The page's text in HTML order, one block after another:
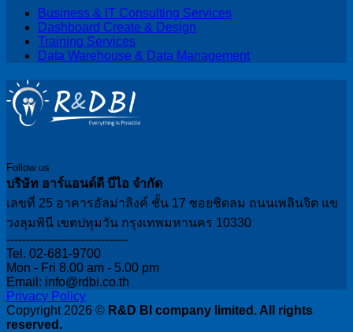
Business & IT Consulting Services
Dashboard Create & Design
Training Services
Data Warehouse & Data Management
Follow us
บริษัท อาร์แอนด์ดี บีไอ จำกัด
เลขที่ 25 อาคารอัลม่าลิงค์ ชั้น 17 ซอยชิดลม ถนนเพลินจิต แข
วงลุมพินี เขตปทุมวัน กรุงเทพมหานคร 10330
-------------------------------
Tel. 02-681-9700
Mon - Fri 8.00 am - 5.00 pm
Email: info@rdbi.co.th
Privacy Policy
Copyright 2026 © R&D BI company limited. All rights
reserved.